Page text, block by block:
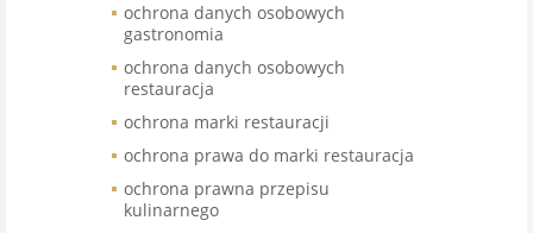
ochrona danych osobowych
gastronomia
ochrona danych osobowych
restauracja
ochrona marki restauracji
ochrona prawa do marki restauracja
ochrona prawna przepisu
kulinarnego